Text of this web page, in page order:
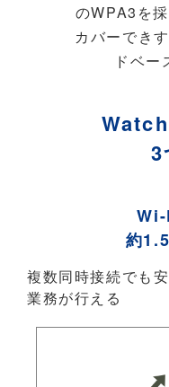
のWPA3を
カバーでき
ドベー
3
Wi-
約
複数同時接続でも
業務が行える